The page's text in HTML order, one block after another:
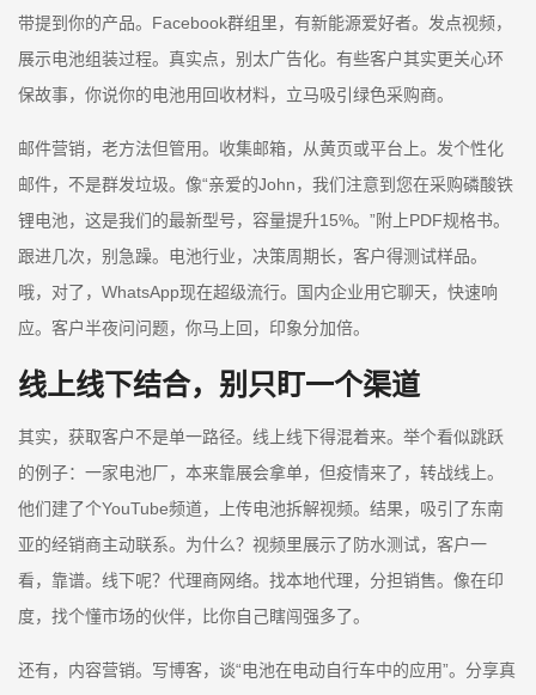
带提到你的产品。Facebook群组里，有新能源爱好者。发点视频，
展示电池组装过程。真实点，别太广告化。有些客户其实更关心环
保故事，你说你的电池用回收材料，立马吸引绿色采购商。
邮件营销，老方法但管用。收集邮箱，从黄页或平台上。发个性化
邮件，不是群发垃圾。像“亲爱的John，我们注意到您在采购磷酸铁
锂电池，这是我们的最新型号，容量提升15%。”附上PDF规格书。
跟进几次，别急躁。电池行业，决策周期长，客户得测试样品。
哦，对了，WhatsApp现在超级流行。国内企业用它聊天，快速响
应。客户半夜问问题，你马上回，印象分加倍。
线上线下结合，别只盯一个渠道
其实，获取客户不是单一路径。线上线下得混着来。举个看似跳跃
的例子：一家电池厂，本来靠展会拿单，但疫情来了，转战线上。
他们建了个YouTube频道，上传电池拆解视频。结果，吸引了东南
亚的经销商主动联系。为什么？视频里展示了防水测试，客户一
看，靠谱。线下呢？代理商网络。找本地代理，分担销售。像在印
度，找个懂市场的伙伴，比你自己瞎闯强多了。
还有，内容营销。写博客，谈“电池在电动自行车中的应用”。分享真